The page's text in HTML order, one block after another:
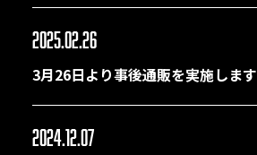
2025.02.26
3月26日より事後通販を実施します
2024.12.07